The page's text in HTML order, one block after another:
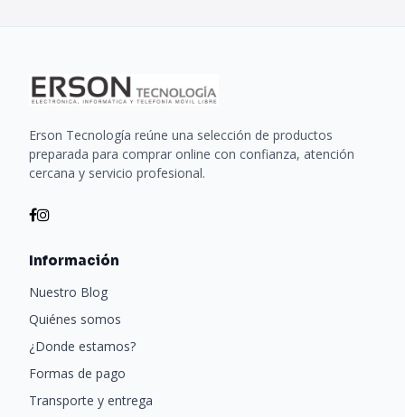
Erson Tecnología reúne una selección de productos
preparada para comprar online con confianza, atención
cercana y servicio profesional.
Información
Nuestro Blog
Quiénes somos
¿Donde estamos?
Formas de pago
Transporte y entrega